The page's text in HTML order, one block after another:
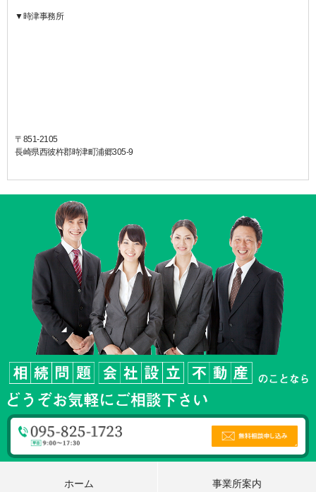
▼時津事務所
〒851-2105
長崎県西彼杵郡時津町浦郷305-9
ホーム 事業所案内